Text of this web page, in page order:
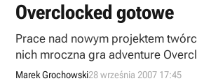
Overclocked gotowe
Prace nad nowym projektem
nich mroczna gra adventure
pozycja ukaże się za Odrą już 12
Marek Grochowski28 września 2007 17:45